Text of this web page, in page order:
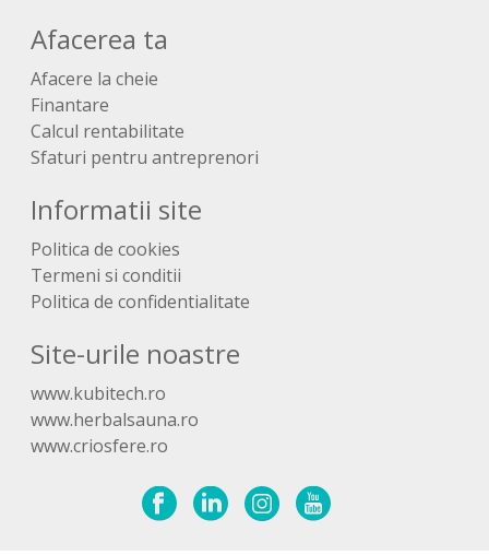
Afacerea ta
Afacere la cheie
Finantare
Calcul rentabilitate
Sfaturi pentru antreprenori
Informatii site
Politica de cookies
Termeni si conditii
Politica de confidentialitate
Site-urile noastre
www.kubitech.ro
www.herbalsauna.ro
www.criosfere.ro